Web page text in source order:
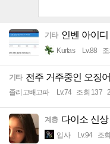
기타 인벤 아이디
Kurtas Lv.88
기타 전주 거주중인 오징
졸리고배고파 Lv.74 조회 137
계층 다이소 신
입사 Lv.94 조